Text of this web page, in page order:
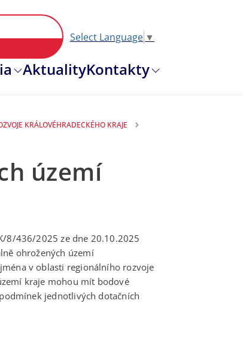
Select Language ▼
AktualityKontakty
KRÁLOVÉHRADECKÉHO KRAJE
území
8/436/2025 ze dne 20.10.2025
ohrožených území
v oblasti regionálního rozvoje
kraje mohou mít bodové
jednotlivých dotačních